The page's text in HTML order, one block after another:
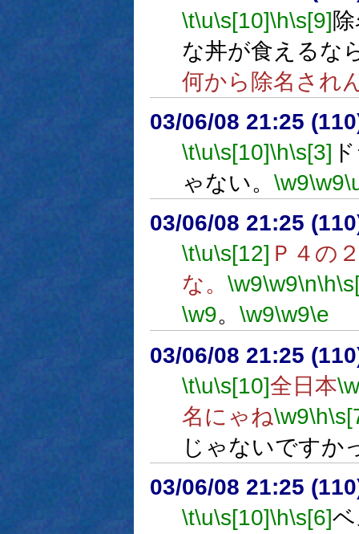
\t\u\s[10]\h\s[9]
な丼が食えるな
何から除名され
03/06/08 21:25
\t\u\s[10]\h\s[3]
ゃない。 \w9\w9
03/06/08 21:25
\t\u\s[12] Ｐ４の
な。 \w9\w9\n\h
\w9。 \w9\w9\e
03/06/08 21:25
\t\u\s[10]全日本
名にゃね\w9\h
じゃないですか
03/06/08 21:25
\t\u\s[10]\h\s[6]